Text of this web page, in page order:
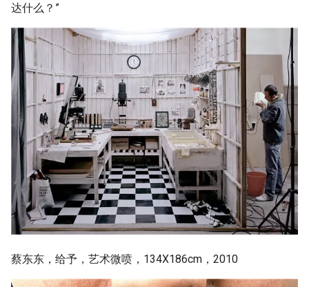
达什么？”
蔡东东，给予，艺术微喷，134X186cm，2010